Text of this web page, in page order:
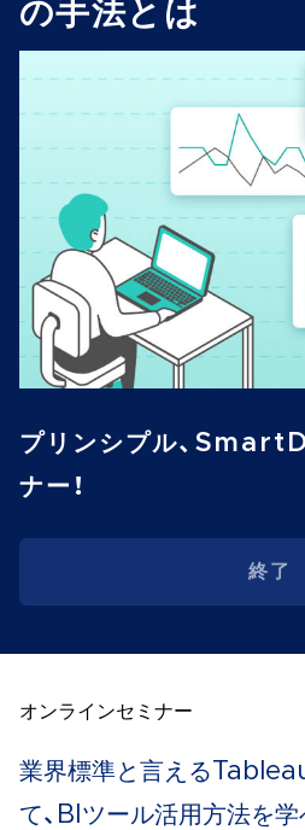
の手法とは
プリンシプル、
ナー！
終了
オンラインセミナー
業界標準と言える
て、BIツール活用方法を